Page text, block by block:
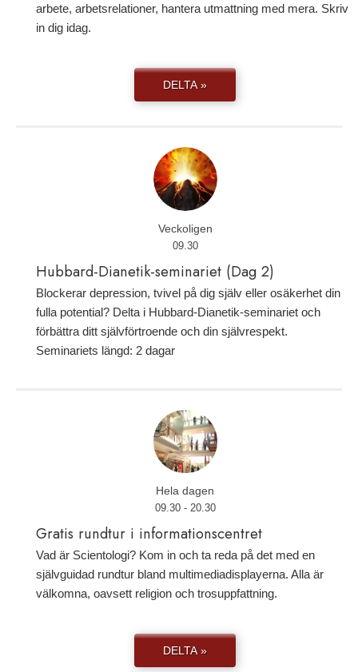
arbete, arbetsrelationer, hantera utmattning med mera. Skriv
in dig idag.
DELTA »
Veckoligen
09.30
Hubbard-Dianetik-seminariet (Dag 2)
Blockerar depression, tvivel på dig själv eller osäkerhet din
fulla potential? Delta i Hubbard-Dianetik-seminariet och
förbättra ditt självförtroende och din självrespekt.
Seminariets längd: 2 dagar
Hela dagen
09.30 - 20.30
Gratis rundtur i informationscentret
Vad är Scientologi? Kom in och ta reda på det med en
självguidad rundtur bland multimediadisplayerna. Alla är
välkomna, oavsett religion och trosuppfattning.
DELTA »